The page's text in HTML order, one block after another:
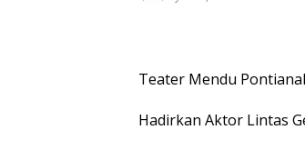
Teater Mendu
Hadirkan Aktor Lintas